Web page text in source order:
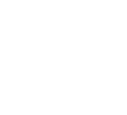
und Kultur von
Einblick in die